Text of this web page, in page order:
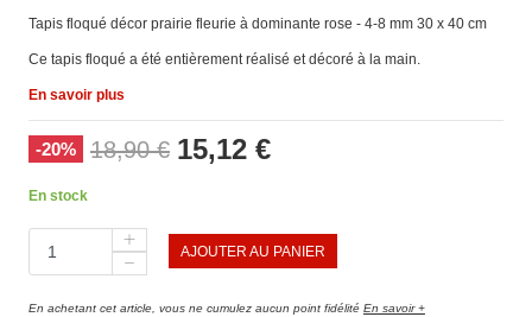
Tapis floqué décor prairie fleurie à dominante rose - 4-8 mm 30 x 40 cm
Ce tapis floqué a été entièrement réalisé et décoré à la main.
En savoir plus
-20% 18,90 € 15,12 €
En stock
AJOUTER AU PANIER
En achetant cet article, vous ne cumulez aucun point fidélité En savoir +